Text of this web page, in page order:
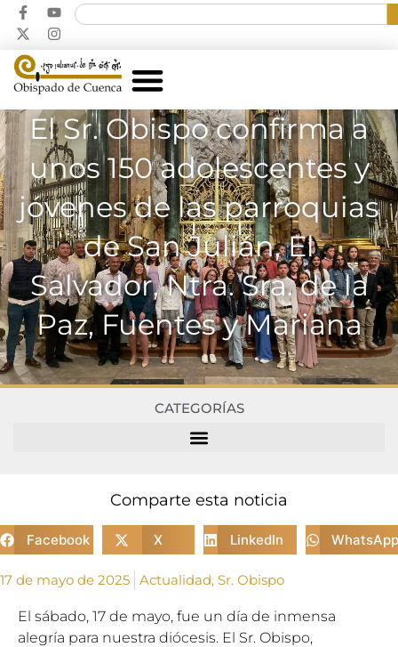
El Sr. Obispo confirma a
unos 150 adolescentes y
jóvenes de las parroquias
de San Julián, El
Salvador, Ntra. Sra. de la
Paz, Fuentes y Mariana
CATEGORÍAS
Comparte esta noticia
Facebook X LinkedIn WhatsApp
17 de mayo de 2025 Actualidad, Sr. Obispo
El sábado, 17 de mayo, fue un día de inmensa
alegría para nuestra diócesis. El Sr. Obispo,